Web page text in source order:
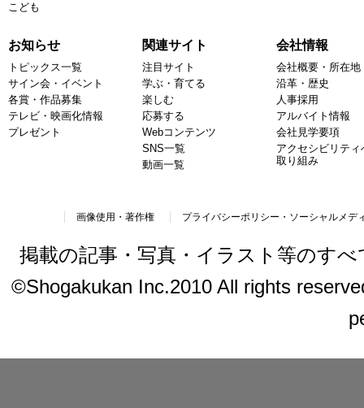
こども
お知らせ
トピックス一覧
サイン会・イベント
各賞・作品募集
テレビ・映画化情報
プレゼント
関連サイト
注目サイト
学ぶ・育てる
楽しむ
応募する
Webコンテンツ
SNS一覧
動画一覧
会社情報
会社概要・所在地
沿革・歴史
人事採用
アルバイト情報
会社見学要項
アクセシビリティ
取り組み
画像使用・著作権 プライバシーポリシー・ソーシャルメデ
掲載の記事・写真・イラスト等のす
©Shogakukan Inc.2010 All rights